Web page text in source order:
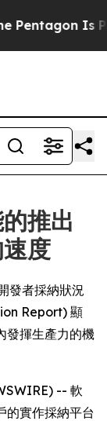
Is
推出
度
發者採納狀況
Report) 顯
發揮生產力的機
-- 軟
的實作採納平台